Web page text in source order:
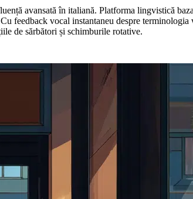
avansată în italiană. Platforma lingvistică
feedback vocal instantaneu despre
de sărbători și schimburile rotative.